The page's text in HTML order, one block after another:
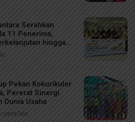
Serahkan
11 Penerima,
hingga
Pekan Kokurikuler
Pererat Sinergi
Dunia Usaha
yang lalu